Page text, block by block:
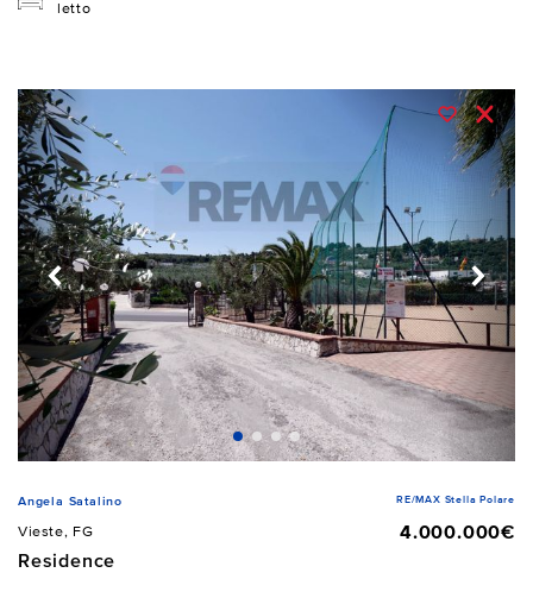
letto
Angela Satalino RE/MAX Stella Polare
Vieste, FG
4.000.000€
Residence